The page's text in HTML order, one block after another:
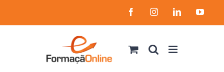
to
FacebookInstagramLinkedIn